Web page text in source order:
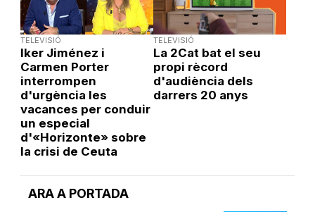
ARA A PORTADA
TELEVISIÓ
Iker Jiménez i
Carmen Porter
interrompen
d'urgència les
vacances per conduir
un especial
d'«Horizonte» sobre
la crisi de Ceuta
TELEVISIÓ
La 2Cat bat el seu
propi rècord
d'audiència dels
darrers 20 anys